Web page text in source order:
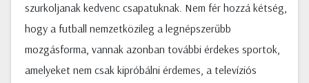
szurkoljanak kedvenc csapatuknak. Nem fér hozzá kétség,
hogy a futball nemzetközileg a legnépszerűbb
mozgásforma, vannak azonban további érdekes sportok,
amelyeket nem csak kipróbálni érdemes, a televíziós